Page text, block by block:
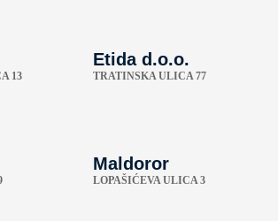
13
Etida d.o.o.
TRATINSKA ULICA 77
Maldoror
LOPAŠIĆEVA ULICA 3